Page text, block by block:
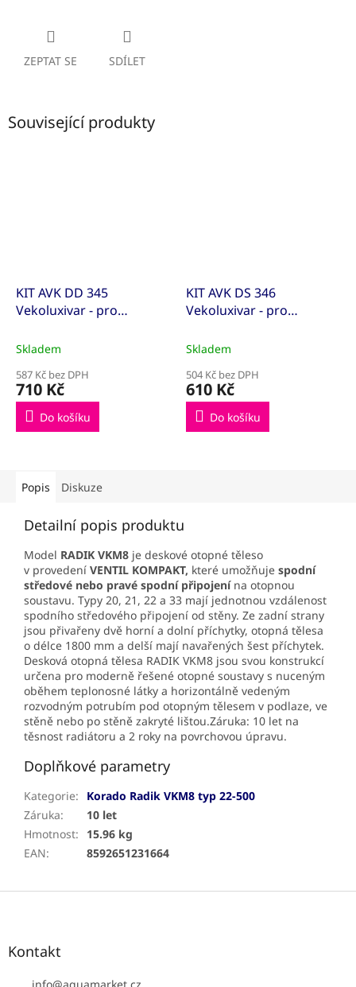
ZEPTAT SE SDÍLET
Související produkty
KIT AVK DD 345
Vekoluxivar - pro
1/2"xEK; 15x1; přímé
Skladem
587 Kč bez DPH
710 Kč
Do košíku
KIT AVK DS 346
Vekoluxivar - pro
1/2"xEK; 15x1; rohové
Skladem
504 Kč bez DPH
610 Kč
Do košíku
Popis Diskuze
Detailní popis produktu
Model RADIK VKM8 je deskové otopné těleso
v provedení VENTIL KOMPAKT, které umožňuje spodní
středové nebo pravé spodní připojenína otopnou
soustavu. Typy 20, 21, 22 a 33 mají jednotnou vzdálenost
spodního středového připojení od stěny. Ze zadní strany
jsou přivařeny dvě horní a dolní příchytky, otopná tělesa
o délce 1800 mm a delší mají navařených šest příchytek.
Desková otopná tělesa RADIK VKM8 jsou svou konstrukcí
určena pro moderně řešené otopné soustavy s nuceným
oběhem teplonosné látky a horizontálně vedeným
rozvodným potrubím pod otopným tělesem v podlaze, ve
stěně nebo po stěně zakryté lištou.Záruka: 10 let na
těsnost radiátoru a 2 roky na povrchovou úpravu.
Doplňkové parametry
Kategorie:
Korado Radik VKM8 typ 22-500
Záruka:
10 let
Hmotnost:
15.96 kg
EAN: 8592651231664
Z
Kontakt
info@aquamarket.cz